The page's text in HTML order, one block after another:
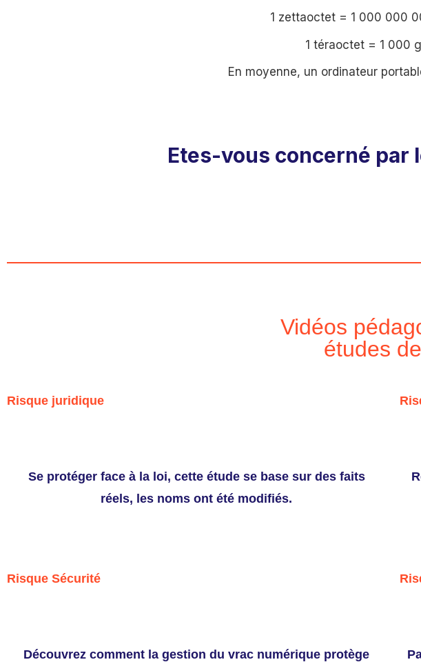
1 zettaoctet = 1 000 000
1 téraoctet = 1 000
En moyenne, un ordinateur
Etes-vous concerné par
Vidéos
études
Risque juridique
Se protéger face à la loi, cette étude se base sur des faits
réels, les noms ont été modifiés.
Risque Sécurité
Découvrez comment la gestion du vrac numérique protège